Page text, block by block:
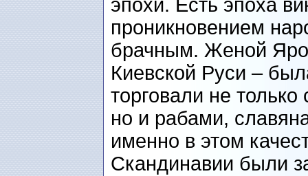
эпохи. Есть эпоха
проникновением
брачным. Женой
Киевской Руси –
торговали не
но и рабами,
именно в этом
Скандинавии были